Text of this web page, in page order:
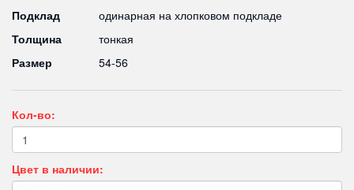
Подклад
одинарная на хлопковом подкладе
Толщина
тонкая
Размер
54-56
Кол-во:
Цвет в наличии: